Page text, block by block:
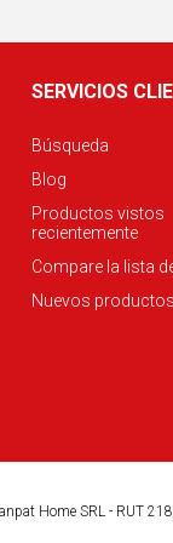
SERVICIOS
Búsqueda
Blog
Productos vistos
recientemente
Compare la lista
Nuevos productos
Home SRL - RUT